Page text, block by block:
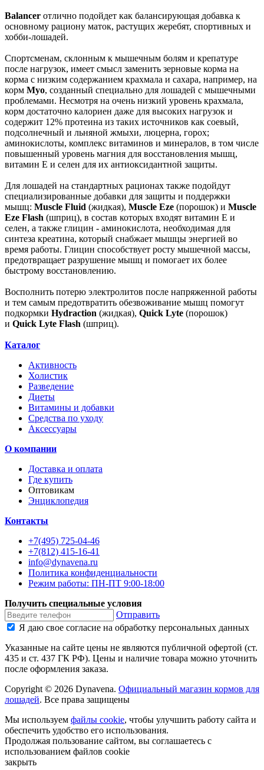
Balancer отлично подойдет как балансирующая добавка к
основному рациону маток, растущих жеребят, спортивных и
хобби-лошадей.
Спортсменам, склонным к мышечным болям и крепатуре
после нагрузок, имеет смысл заменить зерновые корма на
корма с низким содержанием крахмала и сахара, например, на
корм Myo, созданный специально для лошадей с мышечными
проблемами. Несмотря на очень низкий уровень крахмала,
корм достаточно калориен даже для высоких нагрузок и
содержит 12% протеина из таких источников как соевый,
подсолнечный и льняной жмыхи, люцерна, горох;
аминокислоты, комплекс витаминов и минералов, в том числе
повышенный уровень магния для восстановления мышц,
витамин Е и селен для их антиоксидантной защиты.
Для лошадей на стандартных рационах также подойдут
специализированные добавки для защиты и поддержки
мышц: Muscle Fluid (жидкая), Muscle Eze (порошок) и Muscle
Eze Flash (шприц), в состав которых входят витамин Е и
селен, а также глицин - аминокислота, необходимая для
синтеза креатина, который снабжает мышцы энергией во
время работы. Глицин способствует росту мышечной массы,
предотвращает разрушение мышц и помогает их более
быстрому восстановлению.
Восполнить потерю электролитов после напряженной работы
и тем самым предотвратить обезвоживание мышц помогут
подкормки Hydraction (жидкая), Quick Lyte (порошок)
и Quick Lyte Flash (шприц).
Каталог
Активность
Холистик
Разведение
Диеты
Витамины и добавки
Средства по уходу
Аксессуары
О компании
Доставка и оплата
Где купить
Оптовикам
Энциклопедия
Контакты
+7(495) 725-04-46
+7(812) 415-16-41
info@dynavena.ru
Политика конфиденциальности
Режим работы: ПН-ПТ 9:00-18:00
Получить специальные условия
Отправить
Я даю свое согласие на обработку персональных данных
Указанные на сайте цены не являются публичной офертой (ст.
435 и ст. 437 ГК РФ). Цены и наличие товара можно уточнить
после оформления заказа.
Copyright © 2026 Dynavena. Официальный магазин кормов для
лошадей. Все права защищены
Мы используем файлы cookie, чтобы улучшить работу сайта и
обеспечить удобство его использования.
Продолжая пользование сайтом, вы соглашаетесь с
использованием файлов cookie
закрыть